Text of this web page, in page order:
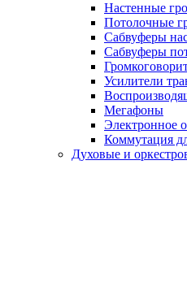
Настенные
Потолочные
Сабвуферы
Сабвуферы
Усилители
Мегафоны
Электронное
Коммутация
Духовые и